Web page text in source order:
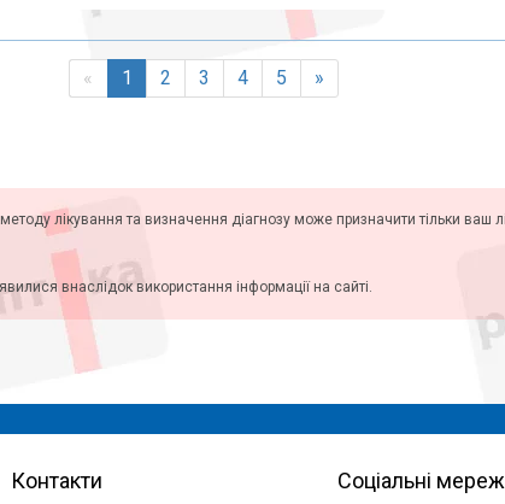
« 1 2 3 4 5 »
лікування та визначення діагнозу може призначити тільки ваш
внаслідок використання інформації на сайті.
Контакти Соціальні